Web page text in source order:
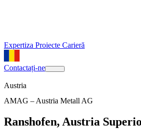
Expertiza Proiecte Carieră
Contactați-ne
Austria
AMAG – Austria Metall AG
Ranshofen, Austria